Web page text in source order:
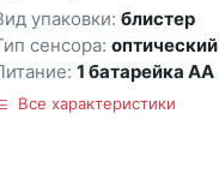
упаковки: блистер
сенсора: оптический
1 батарейка АА
Все характеристики